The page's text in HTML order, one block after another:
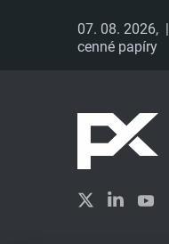
07. 08. 2026,
cenné papíry